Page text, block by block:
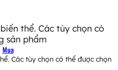
thể. Các tùy chọn có
sản phẩm
Mua
Các tùy chọn có thể được chọn